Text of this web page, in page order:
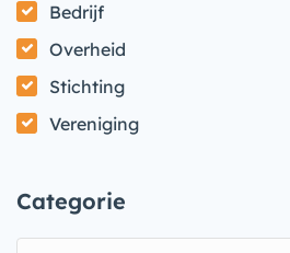
Bedrijf
Overheid
Stichting
Vereniging
Categorie